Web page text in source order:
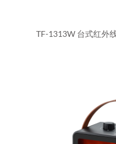
TF-1313W 台式红外